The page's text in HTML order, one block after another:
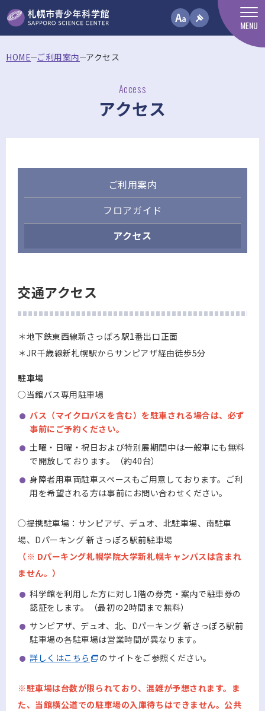
MENU
HOME ご利用案内 アクセス
Access
アクセス
ご利用案内
フロアガイド
アクセス
交通アクセス
＊地下鉄東西線新さっぽろ駅1番出口正面
＊JR千歳線新札幌駅からサンピアザ経由徒歩5分
駐車場
○当館バス専用駐車場
バス（マイクロバスを含む）を駐車される場合は、必ず
事前にご予約ください。
土曜・日曜・祝日および特別展期間中は一般車にも無料
で開放しております。（約40台）
身障者用車両駐車スペースもご用意しております。ご利
用を希望される方は事前にお問い合わせください。
○提携駐車場：サンピアザ、デュオ、北駐車場、南駐車
場、Dパーキング 新さっぽろ駅前駐車場
（※ Dパーキング札幌学院大学新札幌キャンパスは含まれ
ません。）
科学館を利用した方に対し1階の券売・案内で駐車券の
認証をします。（最初の2時間まで無料）
サンピアザ、デュオ、北、Dパーキング 新さっぽろ駅前
駐車場の各駐車場は営業時間が異なります。
詳しくはこちら
のサイトをご参照ください。
※駐車場は台数が限られており、混雑が予想されます。ま
た、当館横公道での駐車場の入庫待ちはできません。公共